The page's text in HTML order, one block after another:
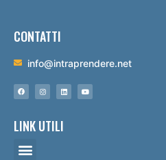
CONTATTI
info@intraprendere.net
LINK UTILI